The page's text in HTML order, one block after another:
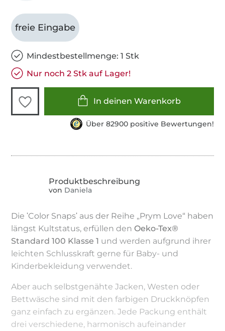
freie Eingabe
Mindestbestellmenge: 1 Stk
Nur noch 2 Stk auf Lager!
In deinen Warenkorb
Über 82900 positive Bewertungen!
von Daniela
Die ʹColor Snapsʹ aus der Reihe „Prym Love“ haben
längst Kultstatus, erfüllen denOeko-Tex®
Standard 100 Klasse 1 und werden aufgrund ihrer
leichten Schlusskraft gerne für Baby- und
Kinderbekleidung verwendet.
Aber auch selbstgenähte Jacken, Westen oder
Bettwäsche sind mit den farbigen Druckknöpfen
ganz einfach zu ergänzen. Jede Packung enthält
drei verschiedene, harmonisch aufeinander